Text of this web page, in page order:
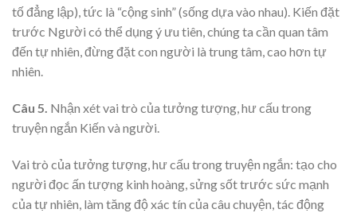
tố đẳng lập), tức là “cộng sinh” (sống dựa vào nhau). Kiến đặt
trước Người có thể dụng ý ưu tiên, chúng ta cần quan tâm
đến tự nhiên, đừng đặt con người là trung tâm, cao hơn tự
nhiên.
Câu 5. Nhận xét vai trò của tưởng tượng, hư cấu trong
truyện ngắn Kiến và người.
Vai trò của tưởng tượng, hư cấu trong truyện ngắn: tạo cho
người đọc ấn tượng kinh hoàng, sửng sốt trước sức mạnh
của tự nhiên, làm tăng độ xác tín của câu chuyện, tác động